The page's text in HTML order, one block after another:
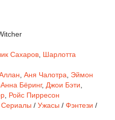
Сахаров Шарлотта
Аня Чалотра
Эймон
Бёринг, Джои Бэти
Ройс Пирресон
Сериалы / Ужасы / Фэнтези /